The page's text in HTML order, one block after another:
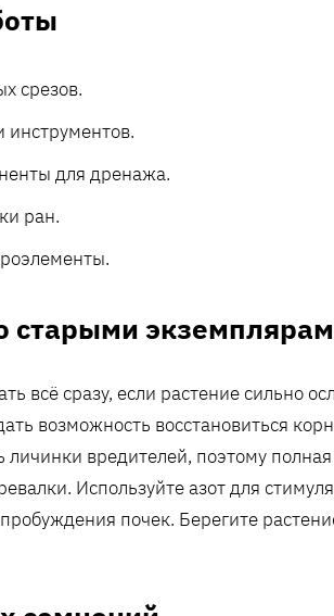
срезов.
инструментов.
для дренажа.
ран.
старыми
всё сразу‚ если растение сильно
возможность восстановиться
вредителей‚ поэтому
Используйте азот для
почек. Берегите